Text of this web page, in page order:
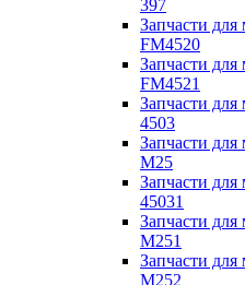
397
Запчасти
FM4520
Запчасти
FM4521
Запчасти
4503
Запчасти
M25
Запчасти
45031
Запчасти
M251
Запчасти
M252